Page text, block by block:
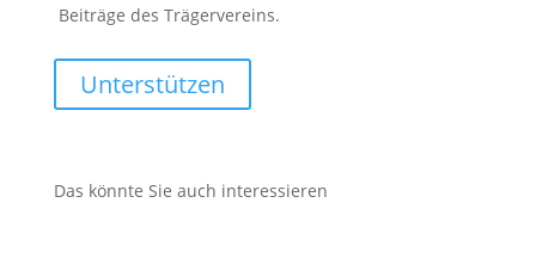
Beiträge des Trägervereins.
Unterstützen
Das könnte Sie auch interessieren